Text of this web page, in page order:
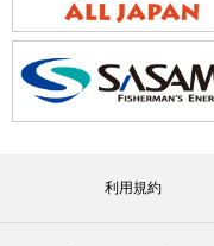
利用規約